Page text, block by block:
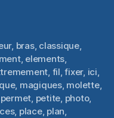
, bras, classique,
, elements,
, fil,fixer, ici,
, magiques, molette,
permet, petite, photo,
, place, plan,